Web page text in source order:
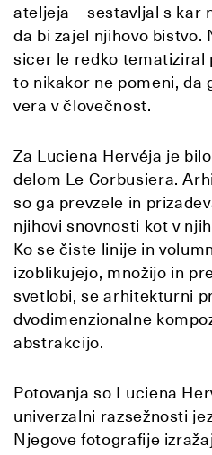
ateljeja – sestavljal s kar
da bi zajel njihovo bistvo.
sicer le redko tematiziral
to nikakor ne pomeni, da
vera v človečnost.
Za Luciena Hervéja je
delom Le Corbusiera.
so ga prevzele in
njihovi snovnosti kot v
Ko se čiste linije in
izoblikujejo, množijo in
svetlobi, se arhitekturni
dvodimenzionalne
abstrakcijo.
Potovanja so Luciena
univerzalni razsežnosti
Njegove fotografije